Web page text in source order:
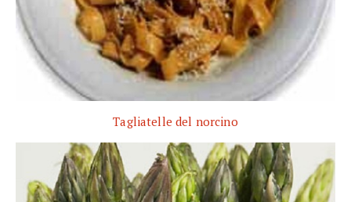
Tagliatelle del norcino